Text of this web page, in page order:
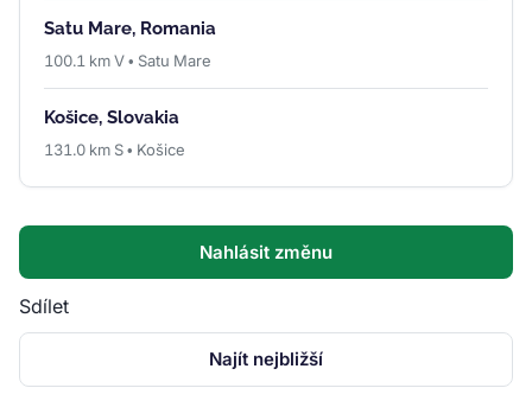
Satu Mare, Romania
100.1 km V • Satu Mare
Košice, Slovakia
131.0 km S • Košice
Nahlásit změnu
Sdílet
Najít nejbližší